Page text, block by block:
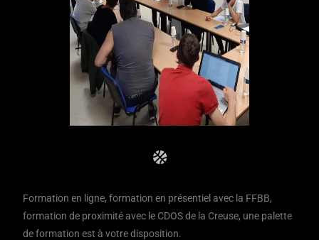
Formation en ligne, formation en présentiel avec la FFBB,
formation de proximité avec le CDOS de la Creuse, une palette
de formation est à votre disposition.